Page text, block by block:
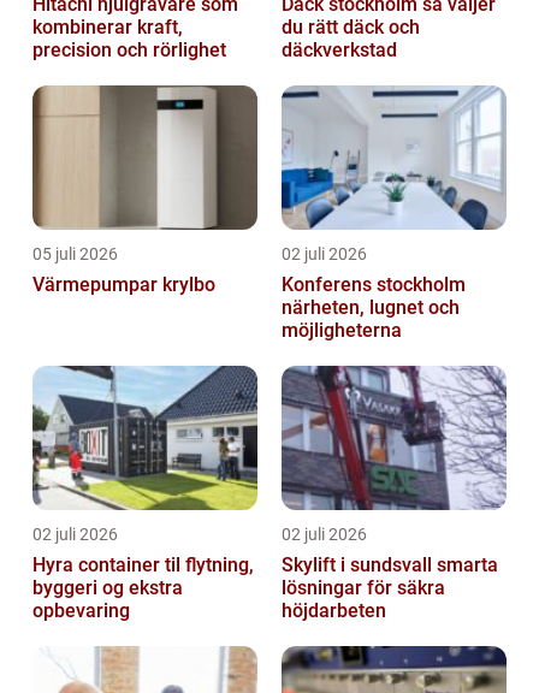
kombinerar kraft,
precision och rörlighet
du rätt däck och
däckverkstad
05 juli 2026
Värmepumpar krylbo
02 juli 2026
Konferens stockholm
närheten, lugnet och
möjligheterna
02 juli 2026
Hyra container til flytning,
byggeri og ekstra
opbevaring
02 juli 2026
Skylift i sundsvall smarta
lösningar för säkra
höjdarbeten